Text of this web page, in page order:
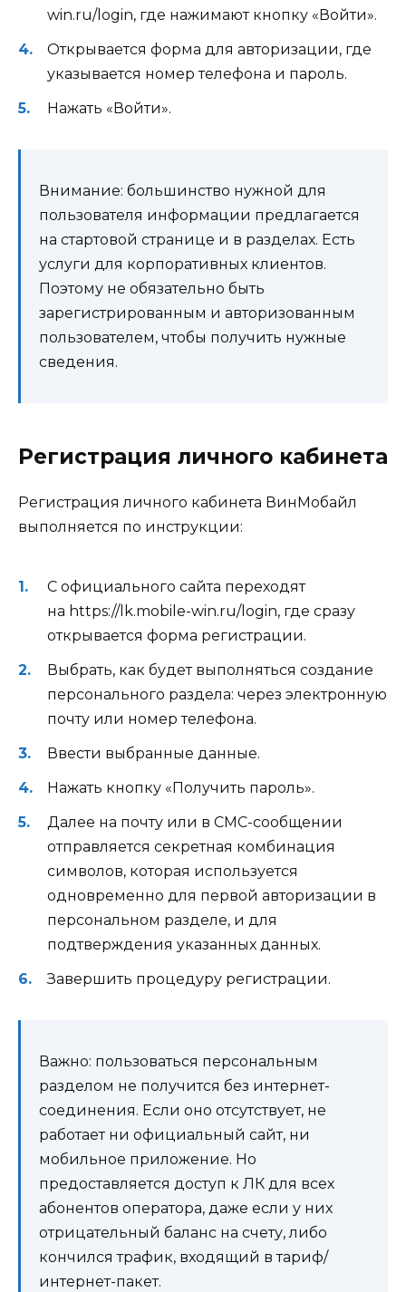
win.ru/login, где нажимают кнопку «Войти».
Открывается форма для авторизации, где
указывается номер телефона и пароль.
Нажать «Войти».
Внимание: большинство нужной для
пользователя информации предлагается
на стартовой странице и в разделах. Есть
услуги для корпоративных клиентов.
Поэтому не обязательно быть
зарегистрированным и авторизованным
пользователем, чтобы получить нужные
сведения.
Регистрация личного кабинета
Регистрация личного кабинета ВинМобайл
выполняется по инструкции:
С официального сайта переходят
на https://lk.mobile-win.ru/login, где сразу
открывается форма регистрации.
Выбрать, как будет выполняться создание
персонального раздела: через электронную
почту или номер телефона.
Ввести выбранные данные.
Нажать кнопку «Получить пароль».
Далее на почту или в СМС-сообщении
отправляется секретная комбинация
символов, которая используется
одновременно для первой авторизации в
персональном разделе, и для
подтверждения указанных данных.
Завершить процедуру регистрации.
Важно: пользоваться персональным
разделом не получится без интернет-
соединения. Если оно отсутствует, не
работает ни официальный сайт, ни
мобильное приложение. Но
предоставляется доступ к ЛК для всех
абонентов оператора, даже если у них
отрицательный баланс на счету, либо
кончился трафик, входящий в тариф/
интернет-пакет.